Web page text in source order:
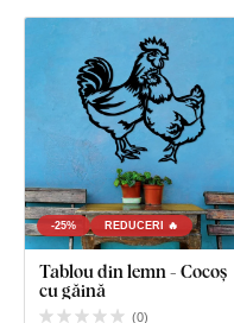
-25% REDUCERI 🔥
Tablou din lemn - Cocoș
cu găină
(0)